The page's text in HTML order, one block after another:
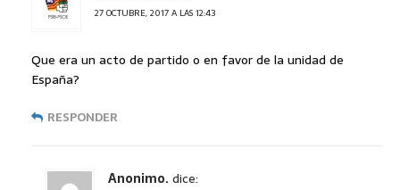
27 OCTUBRE, 2017 A LAS 12:43
Que era un acto de partido o en favor de la unidad de
España?
RESPONDER
Anonimo.dice: